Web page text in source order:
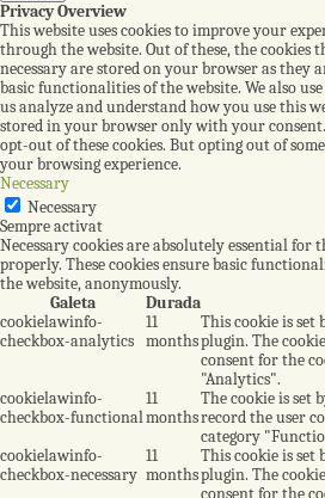
Privacy Overview
This website uses cookies to improve your
through the website. Out of these, the cookies
necessary are stored on your browser as they
basic functionalities of the website. We also
us analyze and understand how you use this
stored in your browser only with your
opt-out of these cookies. But opting out of
your browsing experience.
Necessary
Necessary
Sempre activat
Necessary cookies are absolutely essential for
properly. These cookies ensure basic
the website, anonymously.
Galeta
Durada
cookielawinfo-
checkbox-analytics
11
months
This cookie is set
plugin. The
consent for the
"Analytics".
cookielawinfo-
checkbox-functional
11
months
The cookie is set
record the user
category
cookielawinfo-
checkbox-necessary
11
months
This cookie is set
plugin. The
consent for the